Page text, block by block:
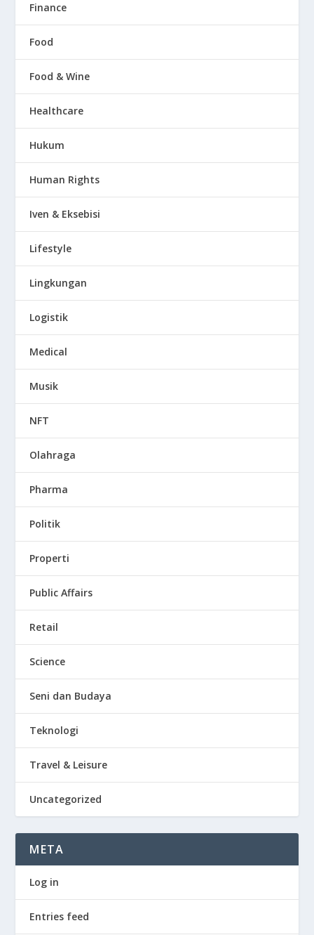
Finance
Food
Food & Wine
Healthcare
Hukum
Human Rights
Iven & Eksebisi
Lifestyle
Lingkungan
Logistik
Medical
Musik
NFT
Olahraga
Pharma
Politik
Properti
Public Affairs
Retail
Science
Seni dan Budaya
Teknologi
Travel & Leisure
Uncategorized
META
Log in
Entries feed